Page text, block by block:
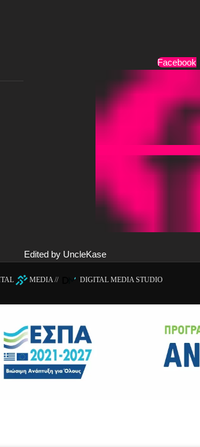
Facebook
Edited by UncleKase
MEDIA// DIGITAL MEDIA STUDIO